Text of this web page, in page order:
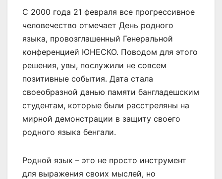
С 2000 года 21 февраля все прогрессивное
человечество отмечает День родного
языка, провозглашенный Генеральной
конференцией ЮНЕСКО. Поводом для этого
решения, увы, послужили не совсем
позитивные события. Дата стала
своеобразной данью памяти бангладешским
студентам, которые были расстреляны на
мирной демонстрации в защиту своего
родного языка бенгали.
Родной язык – это не просто инструмент
для выражения своих мыслей, но